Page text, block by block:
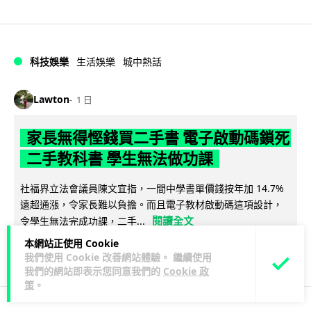
本網站正使用 Cookie
我們使用 Cookie 改善網站體驗。 繼續使用
我們的網站即表示您同意我們的 Cookie 政
策 。
科技娛樂 生活娛樂 城中熱話
Lawton 1 日
家長無得慳錢買二手書 電子啟動碼鎖死
二手教科書 學生無法做功課
社福界立法會議員陳文宜指，一間中學書單價錢按年加 14.7%
遠超通漲，令家長難以負擔。而且電子教材啟動碼這項設計，
令學生無法完成功課，二手...
閱讀全文
975 378 ↗ 分享